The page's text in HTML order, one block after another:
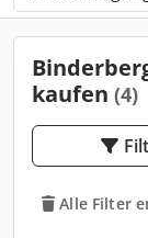
kaufen (4)
Alle Filter